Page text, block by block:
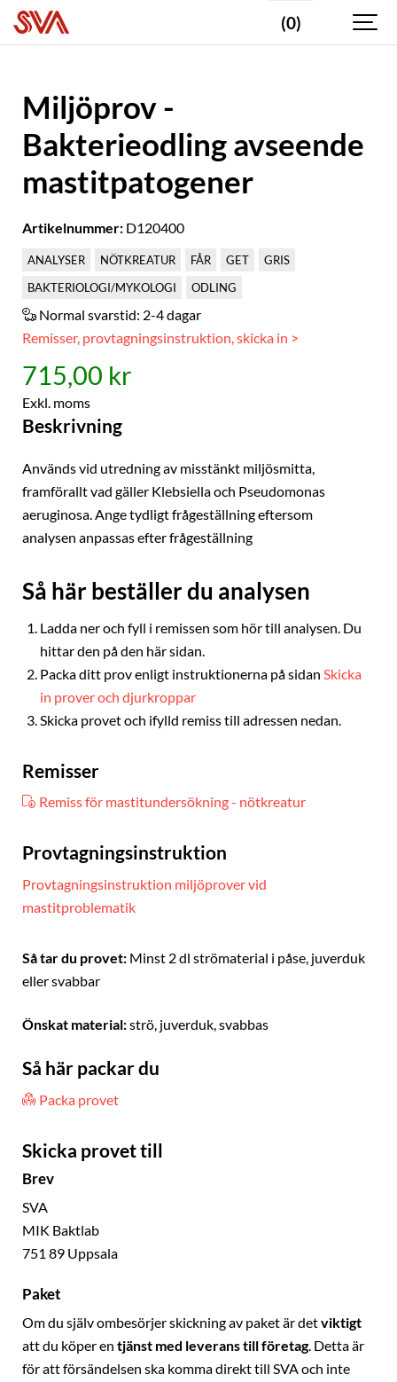
(0)
Miljöprov -
Bakterieodling avseende
mastitpatogener
Artikelnummer: D120400
ANALYSER NÖTKREATUR FÅR GET
GRIS
BAKTERIOLOGI/MYKOLOGI
ODLING
Normal svarstid: 2-4 dagar
Remisser, provtagningsinstruktion, skicka in >
715,00 kr
Exkl. moms
Beskrivning
Används vid utredning av misstänkt miljösmitta,
framförallt vad gäller Klebsiella och Pseudomonas
aeruginosa. Ange tydligt frågeställning eftersom
analysen anpassas efter frågeställning
Så här beställer du analysen
Ladda ner och fyll i remissen som hör till analysen. Du
hittar den på den här sidan.
Packa ditt prov enligt instruktionerna på sidan Skicka
in prover och djurkroppar
Skicka provet och ifylld remiss till adressen nedan.
Remisser
Remiss för mastitundersökning - nötkreatur
Provtagningsinstruktion
Provtagningsinstruktion miljöprover vid
mastitproblematik
Så tar du provet: Minst 2 dl strömaterial i påse, juverduk
eller svabbar
Önskat material:strö, juverduk, svabbas
Så här packar du
Packa provet
Skicka provet till
Brev
SVA
MIK Baktlab
751 89 Uppsala
Paket
Om du själv ombesörjer skickning av paket är detviktigt
att du köper en tjänst med leverans till företag. Detta är
för att försändelsen ska komma direkt till SVA och inte